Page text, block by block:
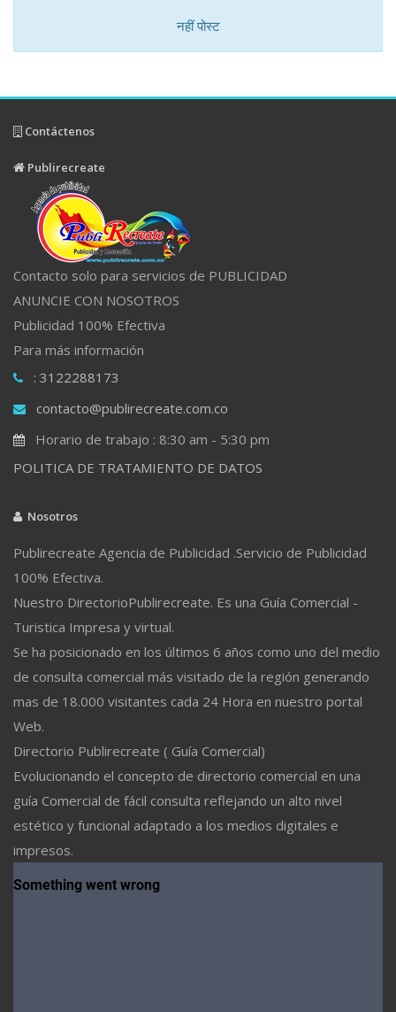
नहीं पोस्ट
Contáctenos
Publirecreate
Contacto solo para servicios de PUBLICIDAD
ANUNCIE CON NOSOTROS
Publicidad 100% Efectiva
Para más información
: 3122288173
contacto@publirecreate.com.co
Horario de trabajo : 8:30 am - 5:30 pm
POLITICA DE TRATAMIENTO DE DATOS
Nosotros
Publirecreate Agencia de Publicidad .Servicio de Publicidad
100% Efectiva.
Nuestro DirectorioPublirecreate. Es una Guía Comercial -
Turistica Impresa y virtual.
Se ha posicionado en los últimos 6 años como uno del medio
de consulta comercial más visitado de la región generando
mas de 18.000 visitantes cada 24 Hora en nuestro portal
Web.
Directorio Publirecreate ( Guía Comercial)
Evolucionando el concepto de directorio comercial en una
guía Comercial de fácil consulta reflejando un alto nivel
estético y funcional adaptado a los medios digitales e
impresos.